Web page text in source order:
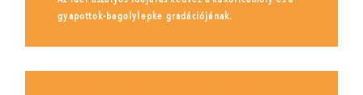
gyapottok-bagolylepke gradációjának.